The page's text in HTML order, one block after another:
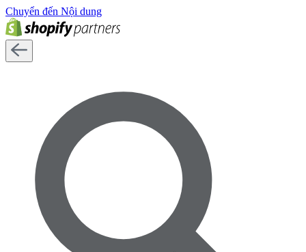
Chuyển đến Nội dung